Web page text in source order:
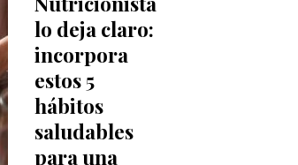
lo deja claro:
incorpora
estos 5
hábitos
saludables
para una